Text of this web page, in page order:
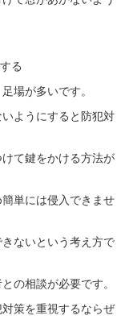
る
場が多いです。
ようにすると防犯対
て鍵をかける方法が
単には侵入できませ
ないという考え方で
の相談が必要です。
策を重視するならぜ